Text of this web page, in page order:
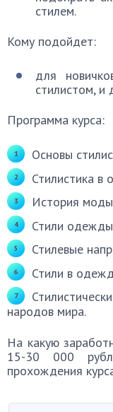
стилем.
Кому подойдет:
для
стилистом, и
Программа курса:
Основы
Стилистика в
История
Стили
Стилевые
Стили в
народов мира.
На какую
15-30 000
прохождения